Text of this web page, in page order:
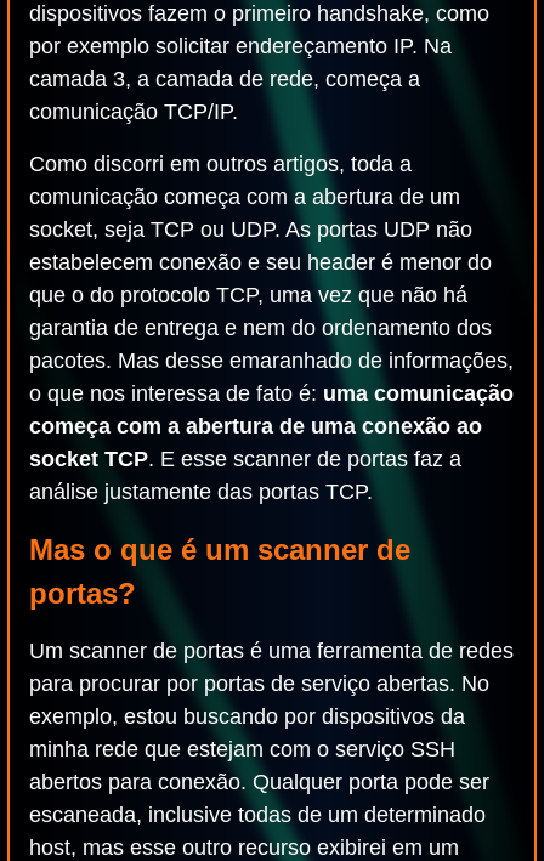
dispositivos fazem o primeiro handshake, como
por exemplo solicitar endereçamento IP. Na
camada 3, a camada de rede, começa a
comunicação TCP/IP.
Como discorri em outros artigos, toda a
comunicação começa com a abertura de um
socket, seja TCP ou UDP. As portas UDP não
estabelecem conexão e seu header é menor do
que o do protocolo TCP, uma vez que não há
garantia de entrega e nem do ordenamento dos
pacotes. Mas desse emaranhado de informações,
o que nos interessa de fato é: uma comunicação
começa com a abertura de uma conexão ao
socket TCP. E esse scanner de portas faz a
análise justamente das portas TCP.
Mas o que é um scanner de
portas?
Um scanner de portas é uma ferramenta de redes
para procurar por portas de serviço abertas. No
exemplo, estou buscando por dispositivos da
minha rede que estejam com o serviço SSH
abertos para conexão. Qualquer porta pode ser
escaneada, inclusive todas de um determinado
host, mas esse outro recurso exibirei em um